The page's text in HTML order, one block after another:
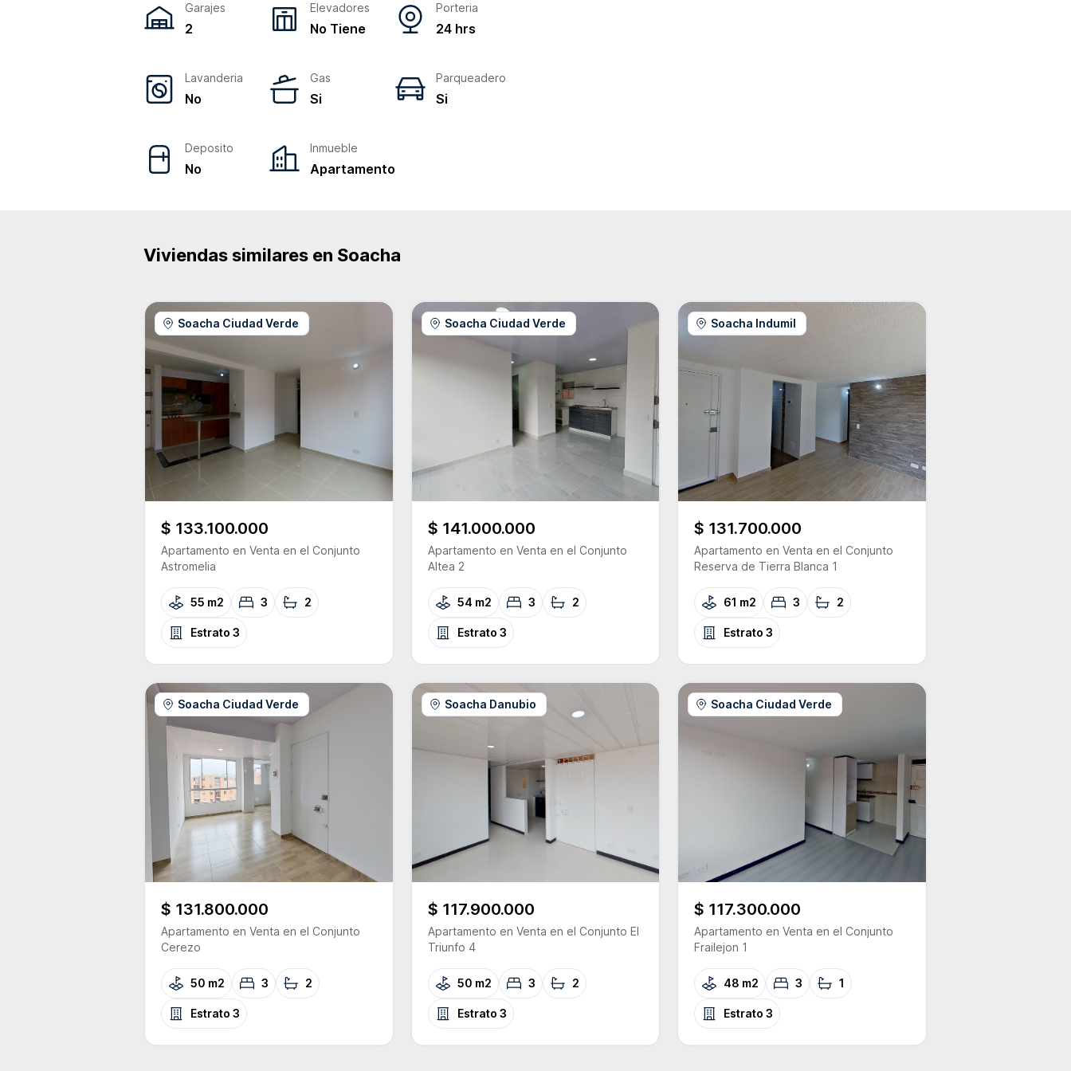
Garajes
2
Elevadores
No Tiene
Porteria
24 hrs
Lavanderia
No
Gas
Si
Parqueadero
Si
Deposito
No
Inmueble
Apartamento
Viviendas similares en Soacha
Soacha Ciudad Verde
$ 133.100.000
Apartamento en Venta en el Conjunto
Astromelia
55 m2 3 2
Estrato 3
Soacha Ciudad Verde
$ 141.000.000
Apartamento en Venta en el Conjunto
Altea 2
54 m2 3 2
Estrato 3
Soacha Indumil
$ 131.700.000
Apartamento en Venta en el Conjunto
Reserva de Tierra Blanca 1
61 m2 3 2
Estrato3
Soacha Ciudad Verde
$ 131.800.000
Apartamento en Venta en el Conjunto
Cerezo
50 m2 3 2
Estrato 3
Soacha Danubio
$ 117.900.000
Apartamento en Venta en el Conjunto El
Triunfo 4
50 m2 3 2
Estrato 3
Soacha Ciudad Verde
$ 117.300.000
Apartamento en Venta en el Conjunto
Frailejon 1
48 m2 3 1
Estrato3